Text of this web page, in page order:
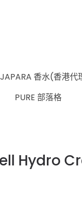
JAPARA 香水(香港代
PURE 部落格
Hydro